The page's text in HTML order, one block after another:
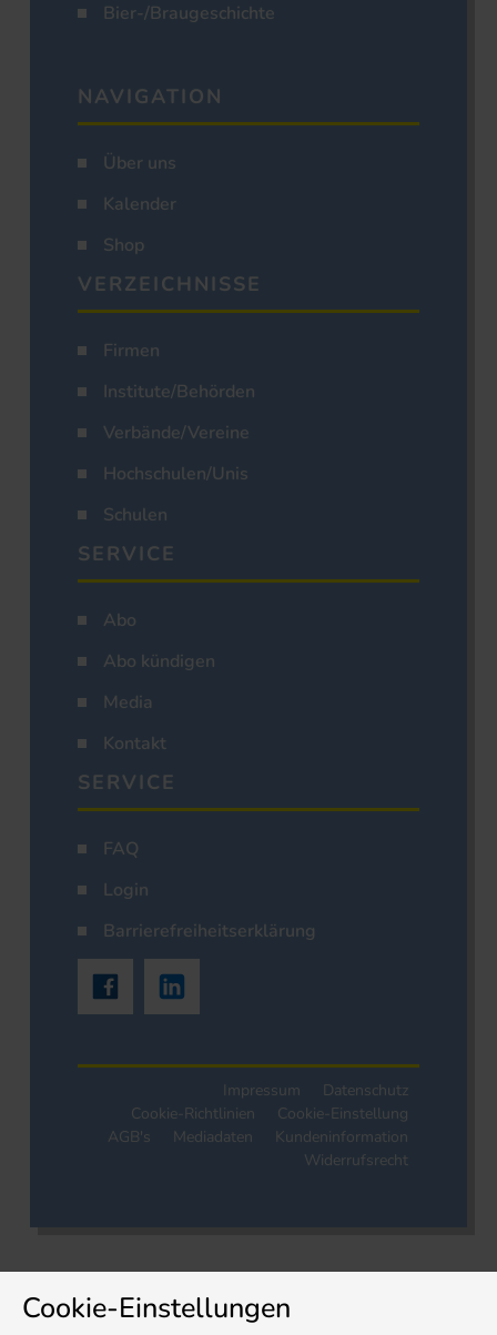
Bier-/Braugeschichte
NAVIGATION
Über uns
Kalender
Shop
VERZEICHNISSE
Firmen
Institute/Behörden
Verbände/Vereine
Hochschulen/Unis
Schulen
SERVICE
Abo
Abo kündigen
Media
Kontakt
SERVICE
FAQ
Login
Barrierefreiheitserklärung
Impressum
Datenschutz
Cookie-Richtlinien
Cookie-Einstellung
AGB's
Mediadaten
Kundeninformation
Widerrufsrecht
Cookie-Einstellungen